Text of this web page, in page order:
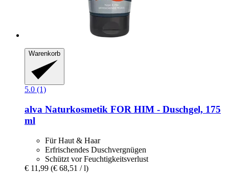
Warenkorb
5.0 (1)
alva Naturkosmetik FOR HIM -​ Duschgel, 175
ml
Für Haut & Haar
Erfrischendes Duschvergnügen
Schützt vor Feuchtigkeitsverlust
€ 11,99 (€ 68,51 / l)